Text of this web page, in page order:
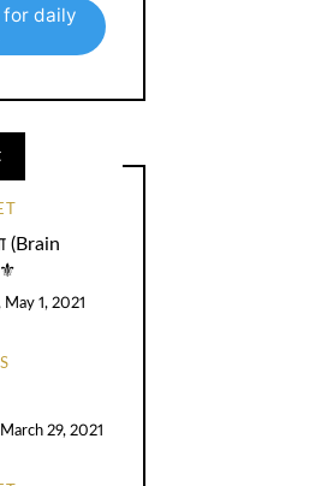
for daily
(Brain
1, 2021
29, 2021